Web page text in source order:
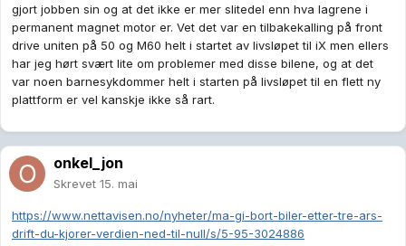
gjort jobben sin og at det ikke er mer slitedel enn hva lagrene i
permanent magnet motor er. Vet det var en tilbakekalling på front
drive uniten på 50 og M60 helt i startet av livsløpet til iX men ellers
har jeg hørt svært lite om problemer med disse bilene, og at det
var noen barnesykdommer helt i starten på livsløpet til en flett ny
plattform er vel kanskje ikke så rart.
onkel_jon
Skrevet 15. mai
https://www.nettavisen.no/nyheter/ma-gi-bort-biler-etter-tre-ars-
drift-du-kjorer-verdien-ned-til-null/s/5-95-3024886